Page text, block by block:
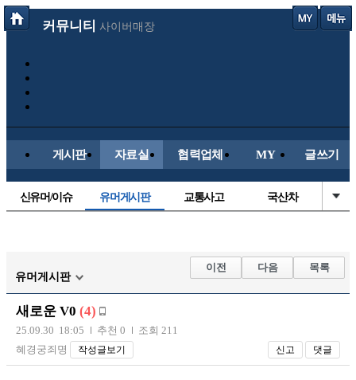
커뮤니티 사이버매장
게시판 자료실 협력업체 MY 글쓰기
신유머/이슈 유머게시판 교통사고 국산차
자유사진 군사/무기
트럭/버스
장착시공사진
유머게시판
이전 다음 목록
새로운 V0 (4)
25.09.30 18:05 추천 0
조회 211
혜경궁죄명
작성글보기 신고 댓글